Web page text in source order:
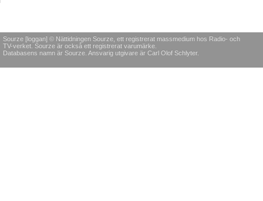
Sourze [loggan] © Nättidningen Sourze, ett registrerat massmedium hos Radio- och
TV-verket. Sourze är också ett registrerat varumärke.
Databasens namn är Sourze. Ansvarig utgivare är Carl Olof Schlyter.